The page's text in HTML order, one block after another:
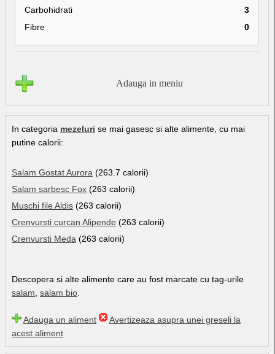
Carbohidrati
3
Fibre
0
Adauga in meniu
In categoria mezeluri se mai gasesc si alte alimente, cu mai
putine calorii:
Salam Gostat Aurora (263.7 calorii)
Salam sarbesc Fox (263 calorii)
Muschi file Aldis (263 calorii)
Crenvursti curcan Alipende (263 calorii)
Crenvursti Meda (263 calorii)
Descopera si alte alimente care au fost marcate cu tag-urile
salam salam bio
Adauga un aliment
Avertizeaza asupra unei greseli la
acest aliment